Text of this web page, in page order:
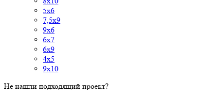
5х6
7,5х9
9х6
6х7
6х9
4х5
9х10
Не нашли подходящий проект?